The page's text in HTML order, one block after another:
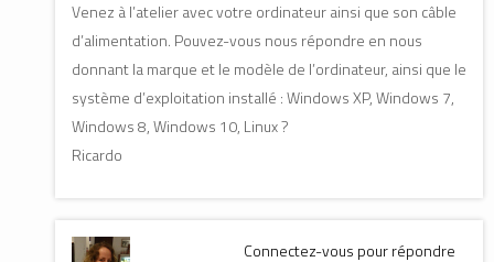
Venez à l’atelier avec votre ordinateur ainsi que son câble
d’alimentation. Pouvez-vous nous répondre en nous
donnant la marque et le modèle de l’ordinateur, ainsi que le
système d’exploitation installé : Windows XP, Windows 7,
Windows 8, Windows 10, Linux ?
Ricardo
Connectez-vous pour répondre